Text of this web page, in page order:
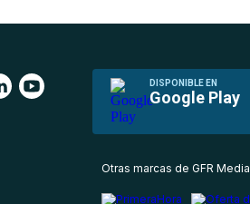
DISPONIBLE EN
Google Play
Otras marcas de GFR Media